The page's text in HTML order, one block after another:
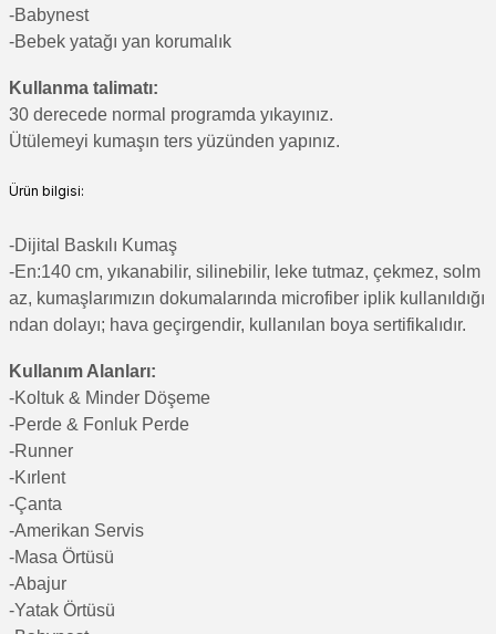
-Babynest
-Bebek yatağı yan korumalık
Kullanma talimatı:
30 derecede normal programda yıkayınız.
Ütülemeyi kumaşın ters yüzünden yapınız.
Ürün bilgisi:
-Dijital Baskılı Kumaş
-En:140 cm, yıkanabilir, silinebilir, leke tutmaz, çekmez, solm
az, kumaşlarımızın dokumalarında microfiber iplik kullanıldığı
ndan dolayı; hava geçirgendir, kullanılan boya sertifikalıdır.
Kullanım Alanları:
-Koltuk & Minder Döşeme
-Perde & Fonluk Perde
-Runner
-Kırlent
-Çanta
-Amerikan Servis
-Masa Örtüsü
-Abajur
-Yatak Örtüsü